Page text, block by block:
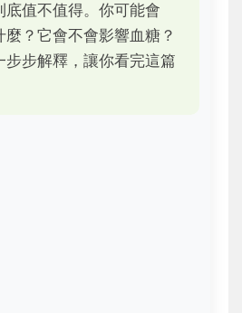
底值不值得。你可能會
？它會不會影響血糖？
步步解釋，讓你看完這篇